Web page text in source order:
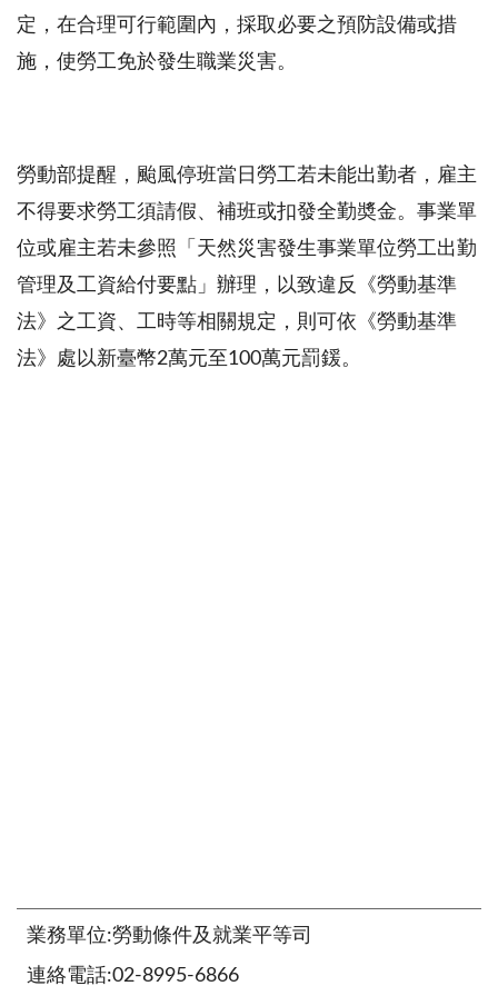
定，在合理可行範圍內，採取必要之預防設備或措
施，使勞工免於發生職業災害。
勞動部提醒，颱風停班當日勞工若未能出勤者，雇主
不得要求勞工須請假、補班或扣發全勤奬金。事業單
位或雇主若未參照「天然災害發生事業單位勞工出勤
管理及工資給付要點」辦理，以致違反《勞動基準
法》之工資、工時等相關規定，則可依《勞動基準
法》處以新臺幣2萬元至100萬元罰鍰。
業務單位:勞動條件及就業平等司
連絡電話:02-8995-6866